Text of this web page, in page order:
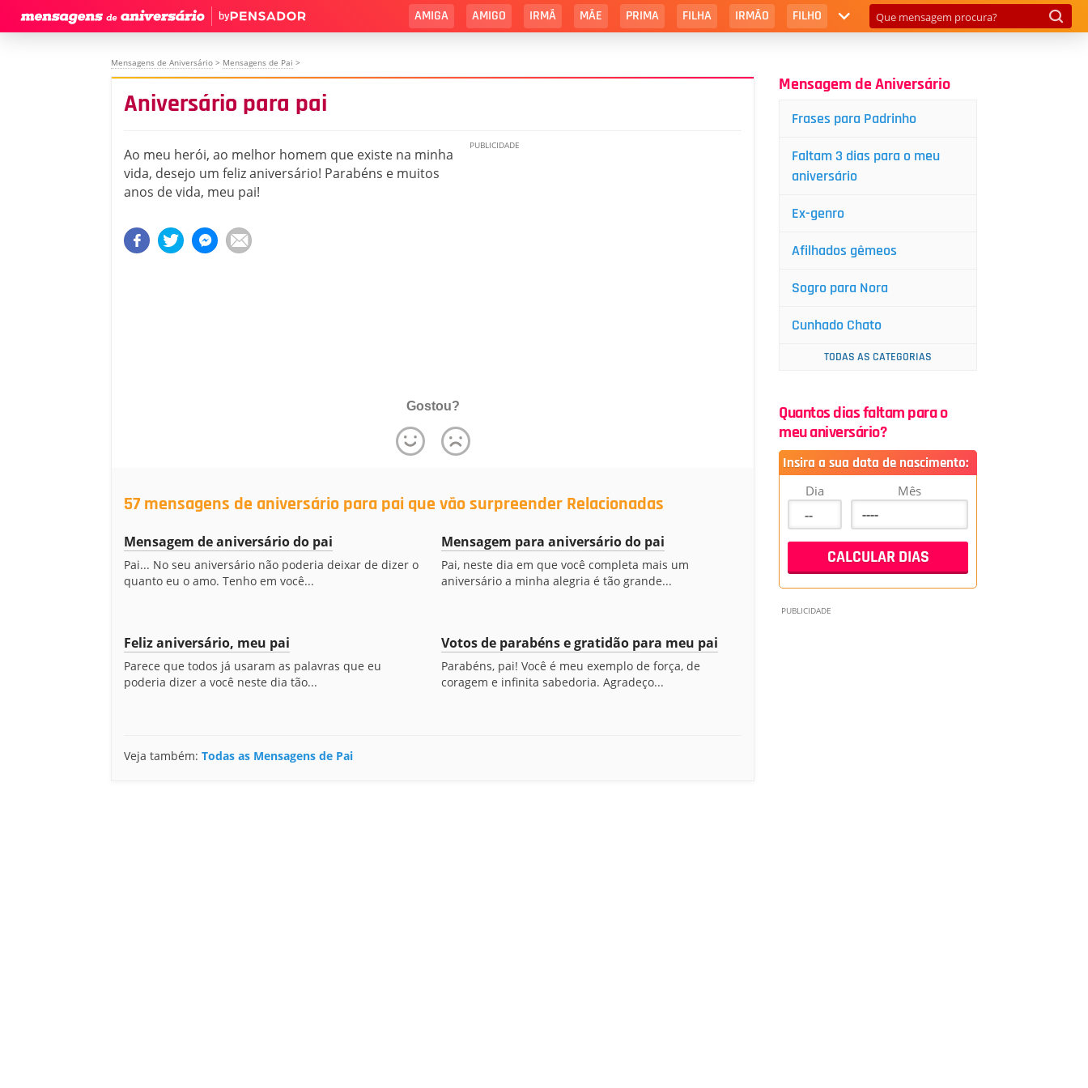
by AMIGA AMIGO IRMÃ MÃE PRIMA FILHA IRMÃO FILHO
Mensagens de Aniversário > Mensagens de Pai >
Aniversário para pai
Ao meu herói, ao melhor homem que existe na minha
vida, desejo um feliz aniversário! Parabéns e muitos
anos de vida, meu pai!
Gostou?
57 mensagens de aniversário para pai que vão surpreender Relacionadas
Mensagem de aniversário do pai
Pai... No seu aniversário não poderia deixar de dizer o
quanto eu o amo. Tenho em você...
Mensagem para aniversário do pai
Pai, neste dia em que você completa mais um
aniversário a minha alegria é tão grande...
Feliz aniversário, meu pai
Parece que todos já usaram as palavras que eu
poderia dizer a você neste dia tão...
Votos de parabéns e gratidão para meu pai
Parabéns, pai! Você é meu exemplo de força, de
coragem e infinita sabedoria. Agradeço...
Veja também: Todas as Mensagens de Pai
Mensagem de Aniversário
Frases para Padrinho
Faltam 3 dias para o meu
aniversário
Ex-genro
Afilhados gêmeos
Sogro para Nora
Cunhado Chato
TODAS AS CATEGORIAS
Quantos dias faltam para o
meu aniversário?
Insira a sua data de nascimento:
Dia Mês